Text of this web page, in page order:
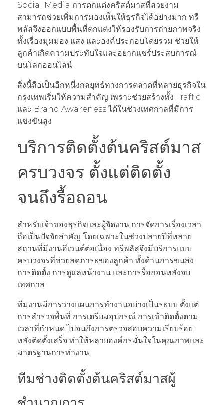
Social Media การตกแต่งคริสต์มาสที่สวยงาม
สามารถช่วยเพิ่มการมองเห็นให้ธุรกิจได้อย่างมาก ทรี
พลัสจึงออกแบบพื้นที่ตกแต่งให้รองรับการถ่ายภาพจริง
ทั้งเรื่องมุมมอง แสง และองค์ประกอบโดยรวม ช่วยให้
ลูกค้าเกิดความประทับใจและอยากแชร์ประสบการณ์
บนโลกออนไลน์
สิ่งนี้ถือเป็นอีกหนึ่งกลยุทธ์ทางการตลาดที่หลายธุรกิจใน
กรุงเทพเริ่มให้ความสำคัญ เพราะช่วยสร้างทั้ง Traffic
และ Brand Awareness ได้ในช่วงเทศกาลที่มีการ
แข่งขันสูง
บริการติดตั้งต้นคริสต์มาส
ครบวงจร ตั้งแต่ติดตั้ง
จนถึงรื้อถอน
สำหรับเจ้าของธุรกิจและผู้จัดงาน การจัดการเรื่องเวลา
ถือเป็นปัจจัยสำคัญ โดยเฉพาะในช่วงปลายปีที่หลาย
สถานที่มีงานอีเวนต์ต่อเนื่อง ทรีพลัสจึงมีบริการแบบ
ครบวงจรที่ช่วยลดภาระของลูกค้า ทั้งด้านการขนส่ง
การติดตั้ง การดูแลหน้างาน และการรื้อถอนหลังจบ
เทศกาล
ทีมงานมีการวางแผนการทำงานอย่างเป็นระบบ ตั้งแต่
การสำรวจพื้นที่ การเตรียมอุปกรณ์ การเข้าติดตั้งตาม
เวลาที่กำหนด ไปจนถึงการตรวจสอบความเรียบร้อย
หลังติดตั้งเสร็จ ทำให้หลายองค์กรมั่นใจในคุณภาพและ
มาตรฐานการทำงาน
ทีมช่างติดตั้งต้นคริสต์มาสผู้